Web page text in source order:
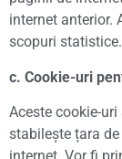
internet anterior.
scopuri statistice.
c. Cookie-uri
Aceste cookie-
stabilește țara